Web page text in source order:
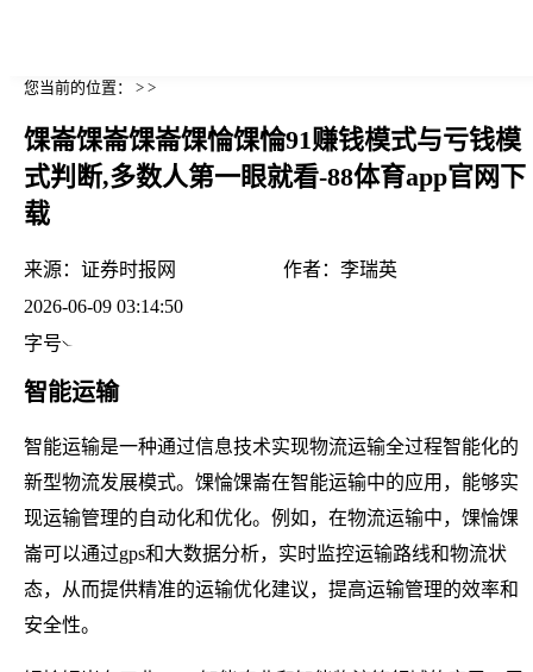
您当前的位置： > >
馃崙馃崙馃崙馃惀馃惀91赚钱模式与亏钱模
式判断,多数人第一眼就看-88体育app官网下
载
来源： 证券时报网 作者： 李瑞英
2026-06-09 03:14:50
字号
智能运输
智能运输是一种通过信息技术实现物流运输全过程智能化的
新型物流发展模式。馃惀馃崙在智能运输中的应用，能够实
现运输管理的自动化和优化。例如，在物流运输中，馃惀馃
崙可以通过gps和大数据分析，实时监控运输路线和物流状
态，从而提供精准的运输优化建议，提高运输管理的效率和
安全性。